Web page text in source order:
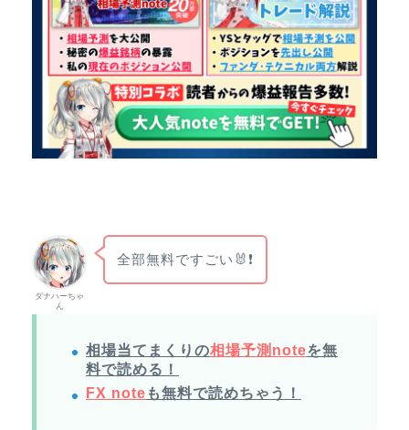
ダナハーちゃ
ん
全部無料ですごい🐰❗
相場当てまくりの相場予測noteを無
料で読める！
FX note も無料で読めちゃう！